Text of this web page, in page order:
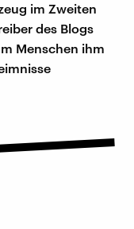
im Zweiten
des Blogs
Menschen ihm